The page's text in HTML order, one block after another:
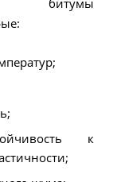
битумы
к